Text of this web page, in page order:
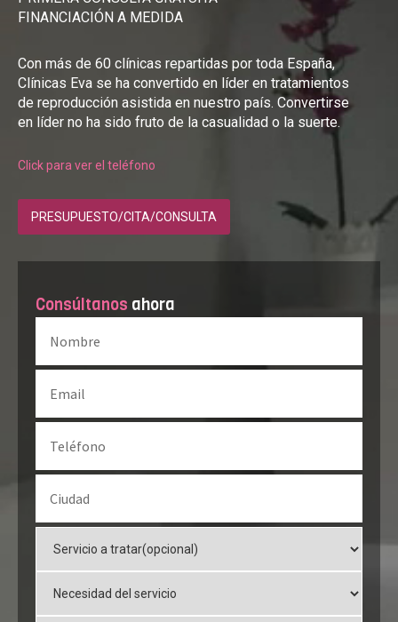
FINANCIACIÓN A MEDIDA
Con más de 60 clínicas repartidas por toda España,
Clínicas Eva se ha convertido en líder en tratamientos
de reproducción asistida en nuestro país. Convertirse
en líder no ha sido fruto de la casualidad o la suerte.
Click para ver el teléfono
PRESUPUESTO/CITA/CONSULTA
Consúltanos ahora